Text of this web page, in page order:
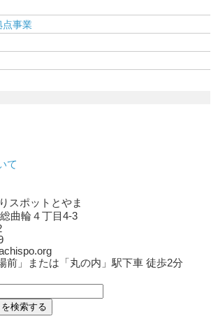
点事業
て
スポットとやま
曲輪４丁目4-3
前」または「丸の内」駅下車 徒歩2分